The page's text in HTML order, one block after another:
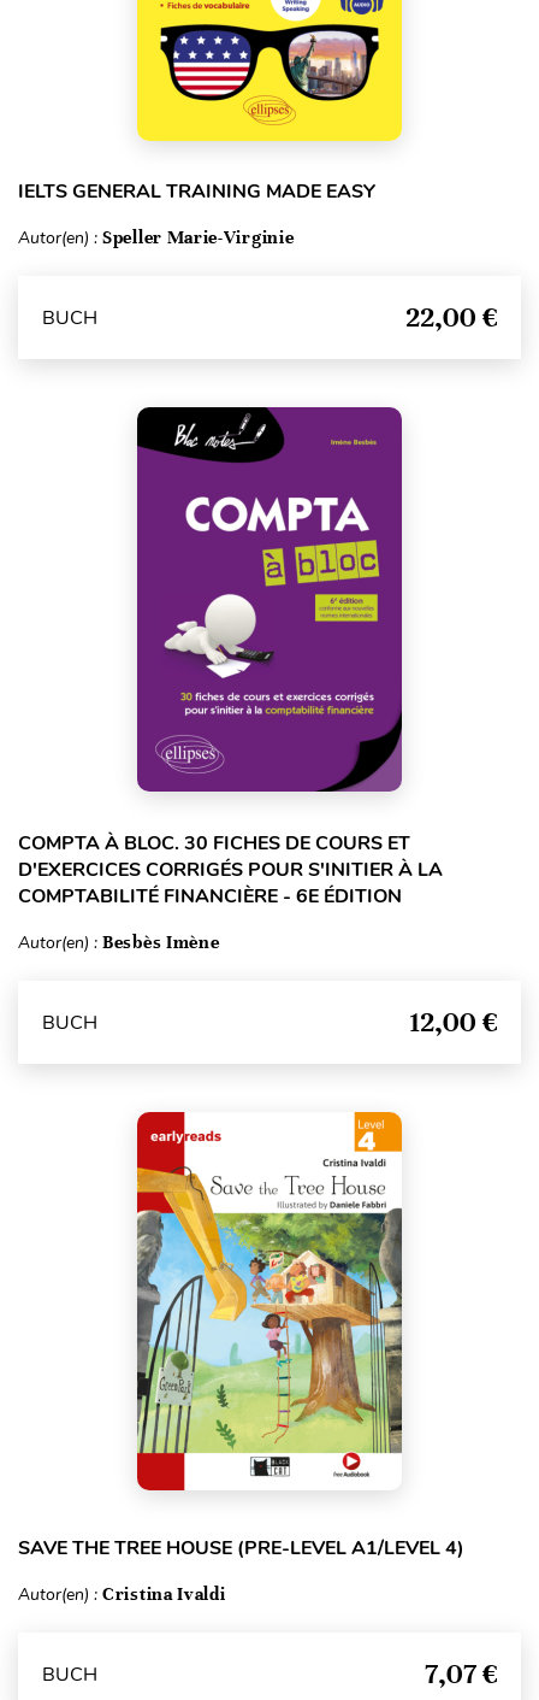
IELTS GENERAL TRAINING MADE EASY
Autor(en) : Speller Marie-Virginie
BUCH 22,00 €
COMPTA À BLOC. 30 FICHES DE COURS ET
D'EXERCICES CORRIGÉS POUR S'INITIER À LA
COMPTABILITÉ FINANCIÈRE - 6E ÉDITION
Autor(en) : Besbès Imène
BUCH 12,00 €
SAVE THE TREE HOUSE (PRE-LEVEL A1/LEVEL 4)
Autor(en) : Cristina Ivaldi
BUCH 7,07 €